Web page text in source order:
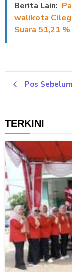
Berita Lain:
walikota
Suara 51,21
Pos
TERKINI